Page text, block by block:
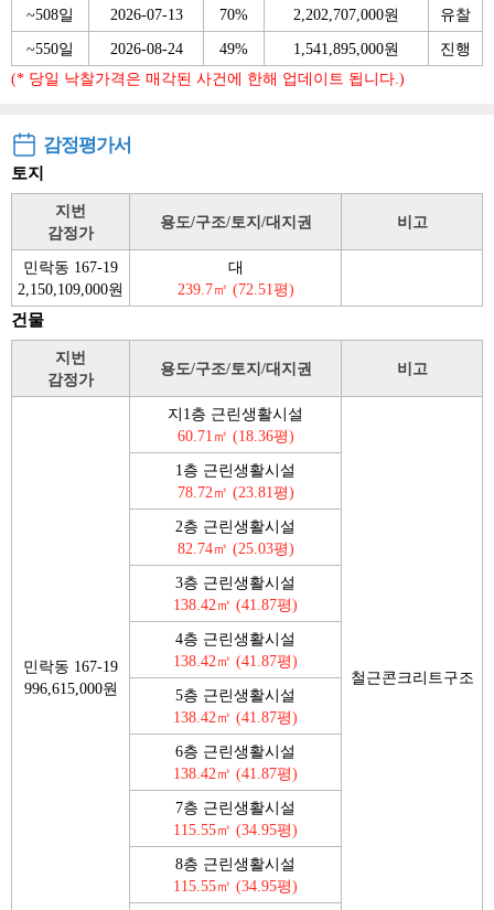
~508일
2026-07-13 70% 2,202,707,000원
유찰
~550일
2026-08-24 49% 1,541,895,000원 진행
(* 당일 낙찰가격은 매각된 사건에 한해 업데이트 됩니다.)
감정평가서
토지
지번
감정가
용도/구조/토지/대지권 비고
민락동 167-19
2,150,109,000원
대
239.7㎡ (72.51평)
건물
지번
감정가
용도/구조/토지/대지권 비고
민락동 167-19
996,615,000원
지1층 근린생활시설
60.71㎡ (18.36평)
철근콘크리트구조
1층 근린생활시설
78.72㎡ (23.81평)
2층 근린생활시설
82.74㎡ (25.03평)
3층 근린생활시설
138.42㎡ (41.87평)
4층 근린생활시설
138.42㎡ (41.87평)
5층 근린생활시설
138.42㎡ (41.87평)
6층 근린생활시설
138.42㎡ (41.87평)
7층 근린생활시설
115.55㎡ (34.95평)
8층 근린생활시설
115.55㎡ (34.95평)